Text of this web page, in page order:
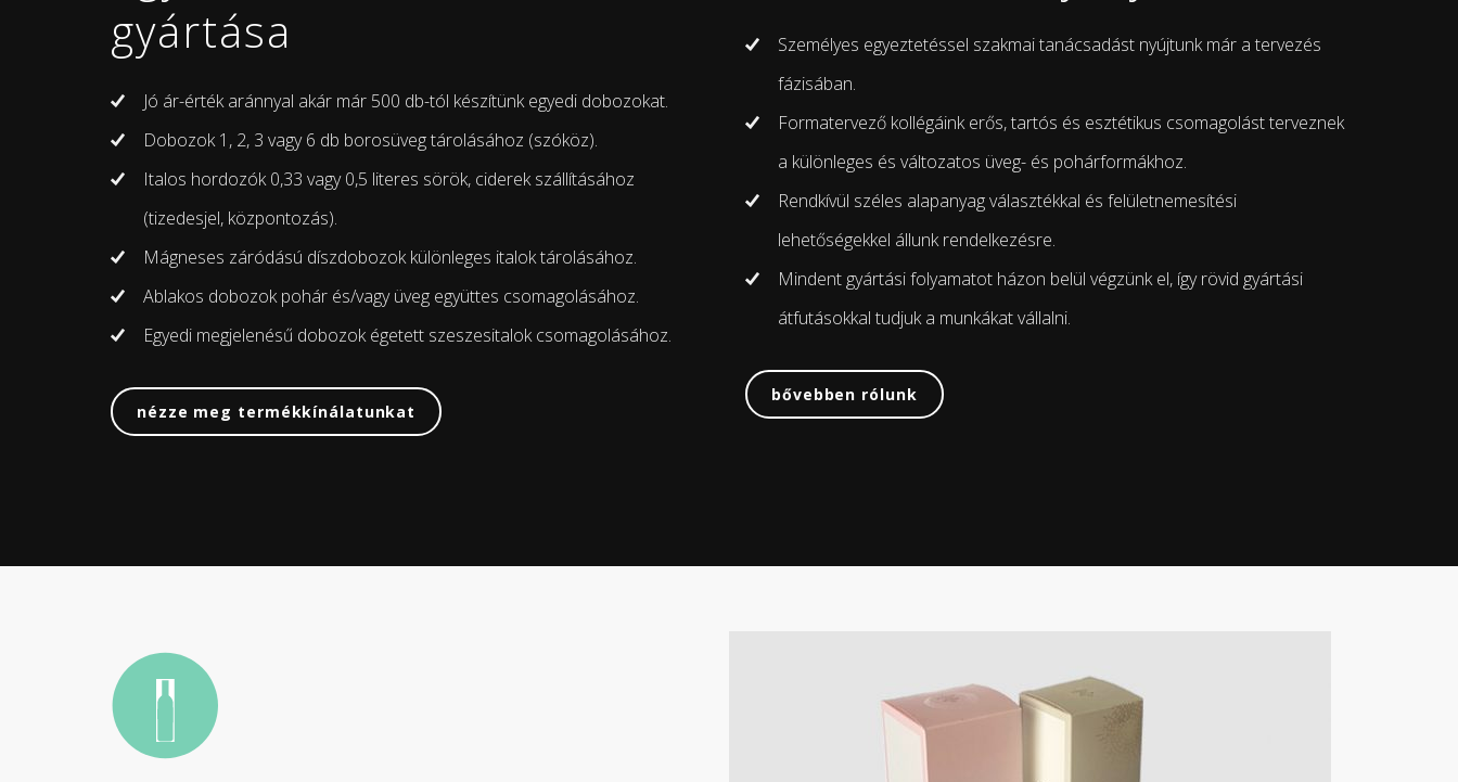
gyártása
Jó ár-érték aránnyal akár már 500 db-tól készítünk egyedi dobozokat.
Dobozok 1, 2, 3 vagy 6 db borosüveg tárolásához (szóköz).
Italos hordozók 0,33 vagy 0,5 literes sörök, ciderek szállításához
(tizedesjel, központozás).
Mágneses záródású díszdobozok különleges italok tárolásához.
Ablakos dobozok pohár és/vagy üveg együttes csomagolásához.
Egyedi megjelenésű dobozok égetett szeszesitalok csomagolásához.
nézze meg termékkínálatunkat
Személyes egyeztetéssel szakmai tanácsadást nyújtunk már a tervezés
fázisában.
Formatervező kollégáink erős, tartós és esztétikus csomagolást terveznek
a különleges és változatos üveg- és pohárformákhoz.
Rendkívül széles alapanyag választékkal és felületnemesítési
lehetőségekkel állunk rendelkezésre.
Mindent gyártási folyamatot házon belül végzünk el, így rövid gyártási
átfutásokkal tudjuk a munkákat vállalni.
bővebben rólunk